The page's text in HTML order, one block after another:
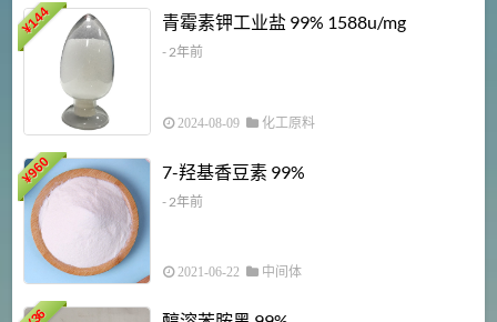
¥
144 青霉素钾工业盐 99% 1588u/mg
- 2年前
2024-08-09 化工原料
¥
960 7-羟基香豆素 99%
- 2年前
2021-06-22 中间体
36